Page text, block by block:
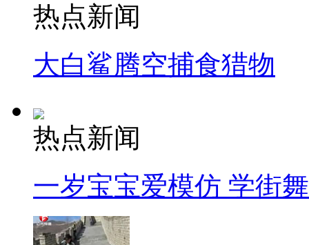
热点新闻
大白鲨腾空捕食猎物
热点新闻
一岁宝宝爱模仿 学街